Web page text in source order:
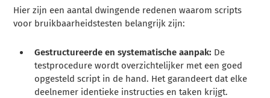
Hier zijn een aantal dwingende redenen waarom scripts
voor bruikbaarheidstesten belangrijk zijn:
Gestructureerde en systematische aanpak: De
testprocedure wordt overzichtelijker met een goed
opgesteld script in de hand. Het garandeert dat elke
deelnemer identieke instructies en taken krijgt.